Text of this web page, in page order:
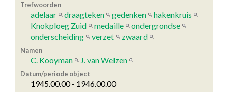
Trefwoorden
adelaar draagteken gedenken
hakenkruis
Knokploeg Zuid
medaille
ondergrondse
onderscheiding
verzet zwaard
Namen
C. Kooyman J. van Welzen
Datum/periode object
1945.00.00 - 1946.00.00